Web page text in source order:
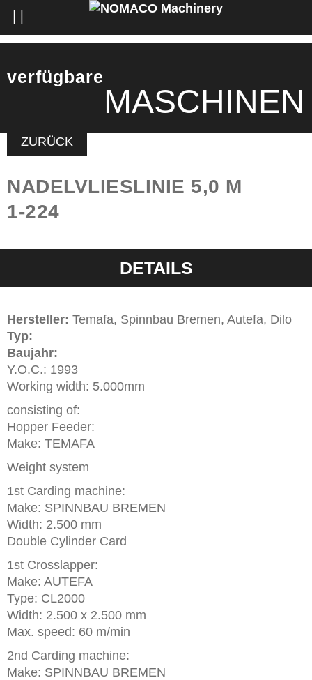
verfügbare
MASCHINEN
ZURÜCK
NADELVLIESLINIE 5,0 M
1-224
DETAILS
Hersteller: Temafa, Spinnbau Bremen, Autefa, Dilo
Typ:
Baujahr:
Y.O.C.: 1993
Working width: 5.000mm
consisting of:
Hopper Feeder:
Make: TEMAFA
Weight system
1st Carding machine:
Make: SPINNBAU BREMEN
Width: 2.500 mm
Double Cylinder Card
1st Crosslapper:
Make: AUTEFA
Type: CL2000
Width: 2.500 x 2.500 mm
Max. speed: 60 m/min
2nd Carding machine:
Make: SPINNBAU BREMEN